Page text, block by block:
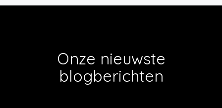
Onze nieuwste
blogberichten